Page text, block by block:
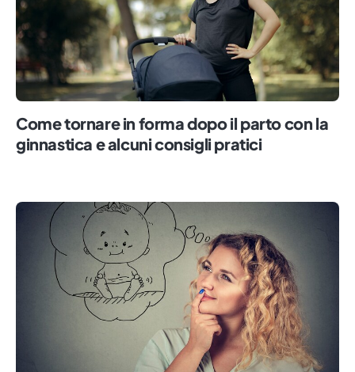
Come tornare in forma dopo il parto con la
ginnastica e alcuni consigli pratici